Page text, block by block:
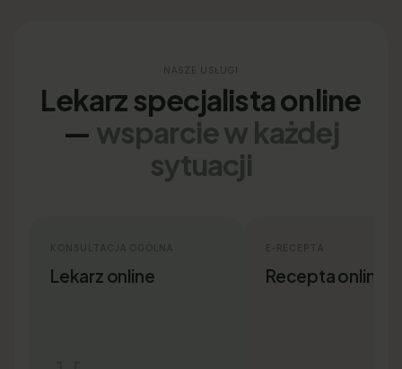
NASZE USŁUGI
Lekarz specjalista online
— wsparcie w każdej
sytuacji
Lekarz online
E-RECEPTA
Recepta online